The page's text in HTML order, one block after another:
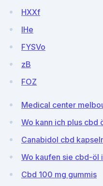
HXXf
IHe
FYSVo
zB
FOZ
Medical center
Wo kann ich plus cbd
Canabidol cbd
Wo kaufen sie cbd-öl
Cbd 100 mg gummis